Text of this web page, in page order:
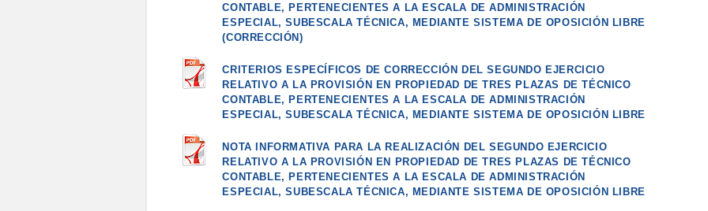
CONTABLE, PERTENECIENTES A LA ESCALA DE ADMINISTRACIÓN
ESPECIAL, SUBESCALA TÉCNICA, MEDIANTE SISTEMA DE OPOSICIÓN LIBRE
(CORRECCIÓN)
CRITERIOS ESPECÍFICOS DE CORRECCIÓN DEL SEGUNDO EJERCICIO
RELATIVO A LA PROVISIÓN EN PROPIEDAD DE TRES PLAZAS DE TÉCNICO
CONTABLE, PERTENECIENTES A LA ESCALA DE ADMINISTRACIÓN
ESPECIAL, SUBESCALA TÉCNICA, MEDIANTE SISTEMA DE OPOSICIÓN LIBRE
NOTA INFORMATIVA PARA LA REALIZACIÓN DEL SEGUNDO EJERCICIO
RELATIVO A LA PROVISIÓN EN PROPIEDAD DE TRES PLAZAS DE TÉCNICO
CONTABLE, PERTENECIENTES A LA ESCALA DE ADMINISTRACIÓN
ESPECIAL, SUBESCALA TÉCNICA, MEDIANTE SISTEMA DE OPOSICIÓN LIBRE